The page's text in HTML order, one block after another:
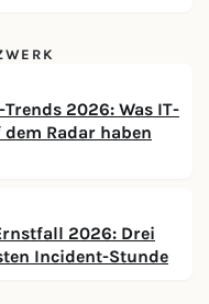
2026: Was IT-
Radar haben
2026: Drei
Incident-Stunde